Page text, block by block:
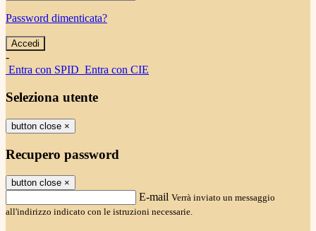
Password dimenticata?
-
Entra con SPID Entra con CIE
Seleziona utente
button close ×
Recupero password
button close ×
E-mail Verrà inviato un messaggio
all'indirizzo indicato con le istruzioni necessarie.